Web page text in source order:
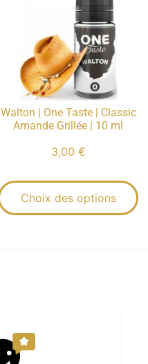
Walton | One Taste | Classic
Amande Grillée | 10 ml
3,00 €
Choix des options